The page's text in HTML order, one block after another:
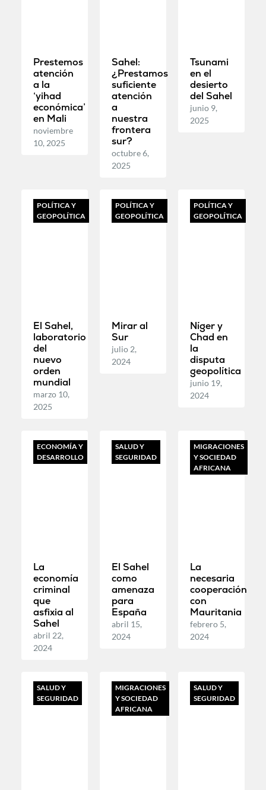
Prestemos
atención
a la
‘yihad
económica’
en Mali
noviembre
10, 2025
Sahel:
¿Prestamos
suficiente
atención
a
nuestra
frontera
sur?
octubre 6,
2025
Tsunami
en el
desierto
del Sahel
junio 9,
2025
POLÍTICA Y
GEOPOLÍTICA
El Sahel,
laboratorio
del
nuevo
orden
mundial
marzo 10,
2025
POLÍTICA Y
GEOPOLÍTICA
Mirar al
Sur
julio 2,
2024
POLÍTICA Y
GEOPOLÍTICA
Níger y
Chad en
la
disputa
geopolítica
junio 19,
2024
ECONOMÍA Y
DESARROLLO
La
economía
criminal
que
asfixia al
Sahel
abril 22,
2024
SALUD Y
SEGURIDAD
El Sahel
como
amenaza
para
España
abril 15,
2024
MIGRACIONES
Y SOCIEDAD
AFRICANA
La
necesaria
cooperación
con
Mauritania
febrero 5,
2024
SALUD Y
SEGURIDAD
MIGRACIONES
Y SOCIEDAD
AFRICANA
SALUD Y
SEGURIDAD